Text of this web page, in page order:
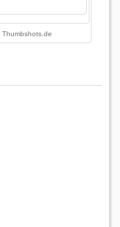
Thumbshots.de